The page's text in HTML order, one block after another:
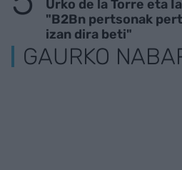
Urko de la Torre eta
"B2Bn pertsonak
izan dira beti"
GAURKO